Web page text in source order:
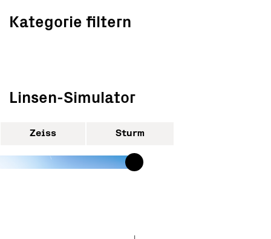
Kategorie filtern
Linsen-Simulator
Zeiss Sturm